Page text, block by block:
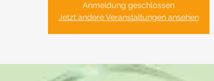
Anmeldung geschlossen
Jetzt andere Veranstaltungen ansehen